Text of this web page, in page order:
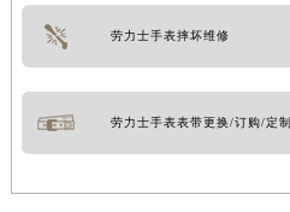
劳力士手表摔坏维修
劳力士手表表带更换/订购/定制